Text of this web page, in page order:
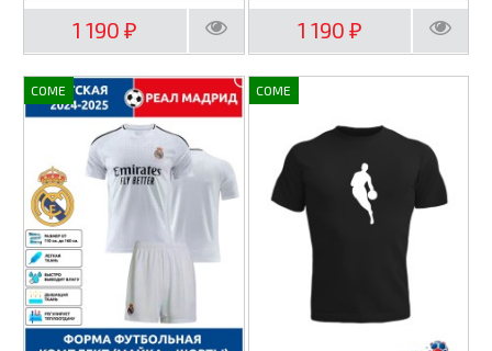
1 190₽ 1 190 ₽
COME COME